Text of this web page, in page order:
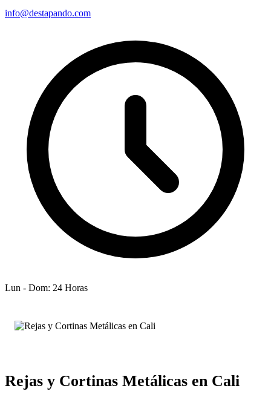
info@destapando.com
Lun - Dom: 24 Horas
Rejas y Cortinas Metálicas en Cali